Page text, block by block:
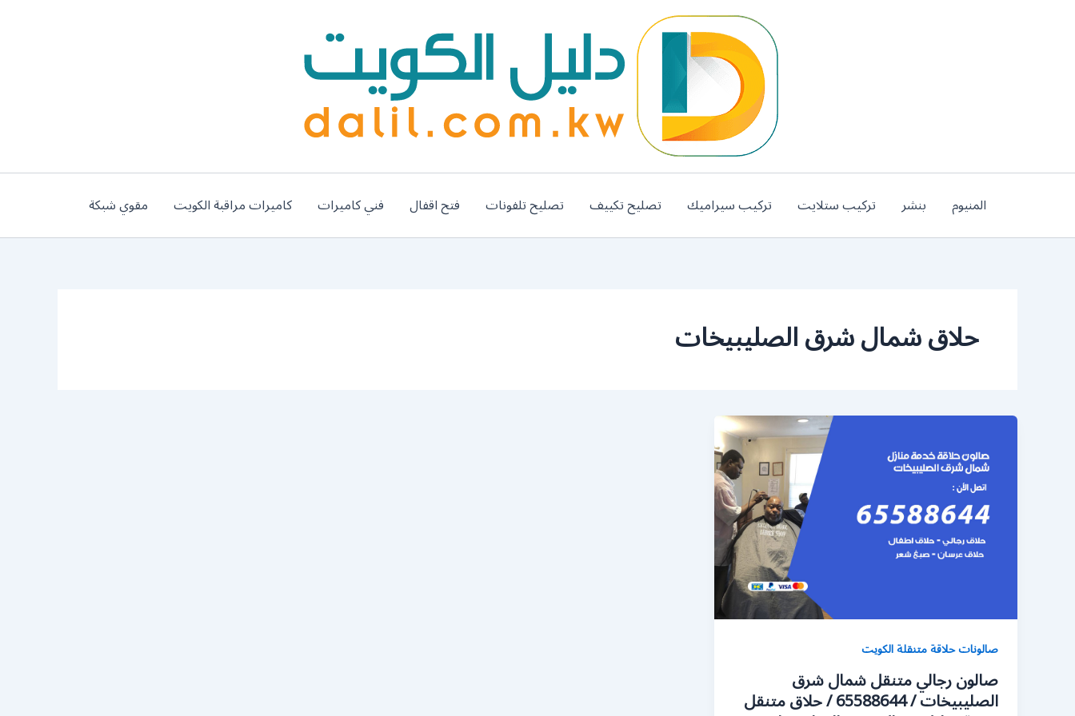
المنيوم بنشر تركيب ستلايت تركيب سيراميك تصليح تكييف تصليح تلفونات فتح اقفال فني كاميرات كاميرات مراقبة الكويت مقوي شبكة
حلاق شمال شرق الصليبيخات
صالونات حلاقة متنقلة الكويت
صالون رجالي متنقل شمال شرق
الصليبيخات / 65588644 / حلاق متنقل